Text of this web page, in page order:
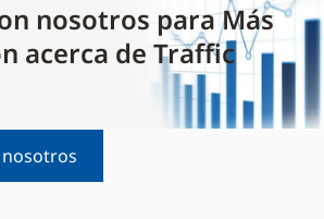
nosotros para Más
acerca de Traffic